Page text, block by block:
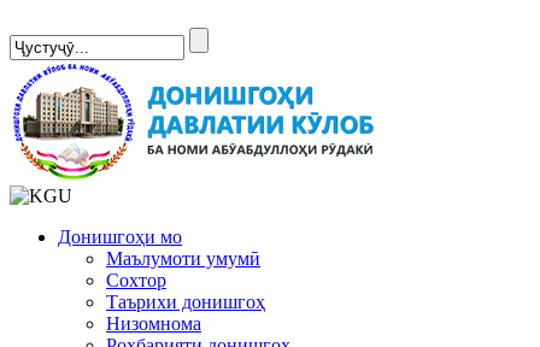
Донишгоҳи мо
Маълумоти умумӣ
Сохтор
Таърихи донишгоҳ
Низомнома